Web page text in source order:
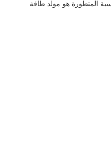
المتطورة هو مولد طاقة